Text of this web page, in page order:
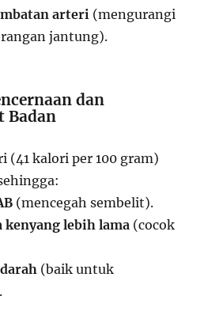
arteri (mengurangi
jantung).
dan
Badan
(41 kalori per 100 gram)
(mencegah sembelit).
kenyang lebih lama (cocok
(baik untuk